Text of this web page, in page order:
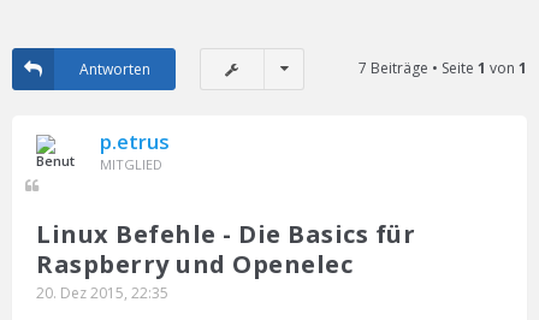
Antworten 7 Beiträge • Seite 1 von 1
p.etrus
MITGLIED
Linux Befehle - Die Basics für
Raspberry und Openelec
20. Dez 2015, 22:35